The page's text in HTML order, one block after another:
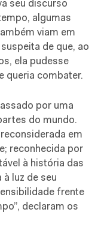
seu discurso
algumas
viam em
de que, ao
ela pudesse
queria combater.
por uma
do mundo.
em
reconhecida por
à história das
luz de seu
frente
declaram os